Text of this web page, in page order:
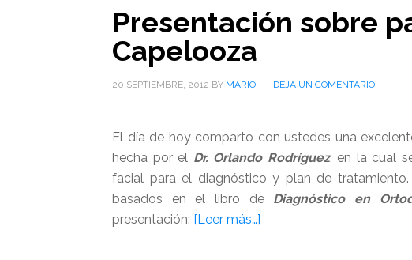
Presentación sobre
Capelooza
20 SEPTIEMBRE, 2012 BY MARIO DEJA UN COMENTARIO
El día de hoy comparto con ustedes una
hecha por el Dr. Orlando Rodríguez, en la cual
facial para el diagnóstico y plan de
basados en el libro de Diagnóstico en
presentación: [Leer más…]